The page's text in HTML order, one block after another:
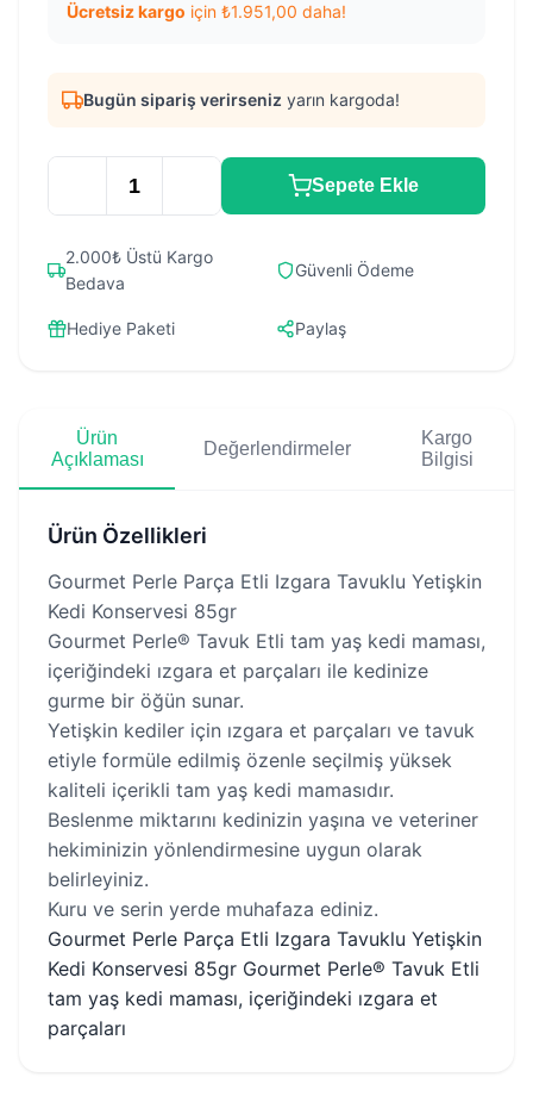
Ücretsiz kargo için ₺1.951,00 daha!
Bugün sipariş verirseniz yarın kargoda!
Sepete Ekle
2.000₺ Üstü Kargo
Bedava
Güvenli Ödeme
Hediye Paketi Paylaş
Ürün
Açıklaması
Değerlendirmeler
Kargo
Bilgisi
Ürün Özellikleri
Gourmet Perle Parça Etli Izgara Tavuklu Yetişkin
Kedi Konservesi 85gr
Gourmet Perle® Tavuk Etli tam yaş kedi maması,
içeriğindeki ızgara et parçaları ile kedinize
gurme bir öğün sunar.
Yetişkin kediler için ızgara et parçaları ve tavuk
etiyle formüle edilmiş özenle seçilmiş yüksek
kaliteli içerikli tam yaş kedi mamasıdır.
Beslenme miktarını kedinizin yaşına ve veteriner
hekiminizin yönlendirmesine uygun olarak
belirleyiniz.
Kuru ve serin yerde muhafaza ediniz.
Gourmet Perle Parça Etli Izgara Tavuklu Yetişkin
Kedi Konservesi 85gr Gourmet Perle® Tavuk Etli
tam yaş kedi maması, içeriğindeki ızgara et
parçaları